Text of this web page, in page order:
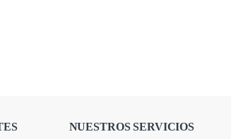
NUESTROS SERVICIOS